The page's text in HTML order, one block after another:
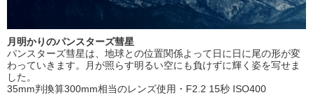
月明かりのパンスターズ彗星
パンスターズ彗星は、地球との位置関係よって日に日に尾の形が変
わっていきます。月が照らす明るい空にも負けずに輝く姿を写せま
した。
35mm判換算300mm相当のレンズ使用・F2.2 15秒 ISO400